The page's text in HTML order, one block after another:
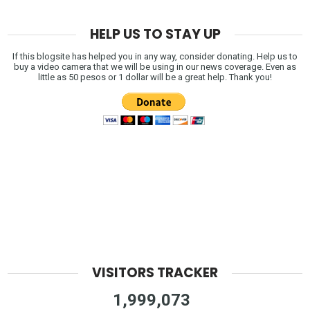
HELP US TO STAY UP
If this blogsite has helped you in any way, consider donating. Help us to
buy a video camera that we will be using in our news coverage. Even as
little as 50 pesos or 1 dollar will be a great help. Thank you!
VISITORS TRACKER
1,999,073